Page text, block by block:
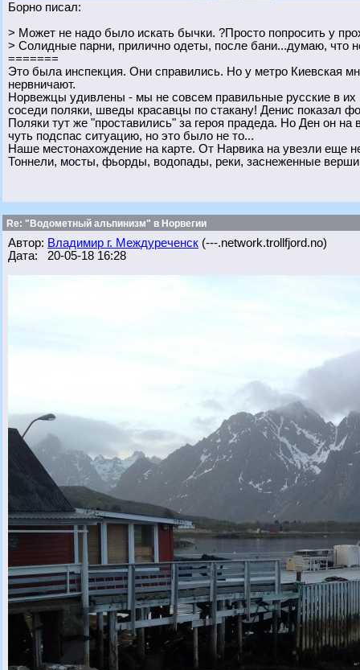
Борно писал:
> Может не надо было искать бычки. ?Просто попросить у
> Солидные парни, прилично одеты, после бани...думаю, что
=======
Это была инспекция. Они справились. Но у метро Киевская
нервничают.
Норвежцы удивлены - мы не совсем правильные русские в
соседи поляки, шведы красавцы по стакану! Денис показал
Поляки тут же "проставились" за героя прадеда. Но Ден он
чуть подспас ситуацию, но это было не то...
Наше местонахождение на карте. От Нарвика на увезли еще
Тоннели, мосты, фьорды, водопады, реки, заснеженные
Re: "Водометный альпинизм" в Норвегии
Автор: Владимир г. Междуреченск (---.network.trollfjord.no)
Дата: 20-05-18 16:28